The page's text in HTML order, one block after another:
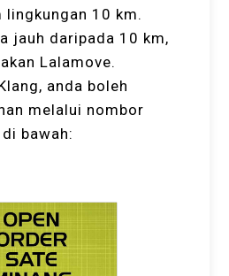
lingkungan 10 km.
jauh daripada 10 km,
Lalamove.
anda boleh
melalui nombor
bawah: